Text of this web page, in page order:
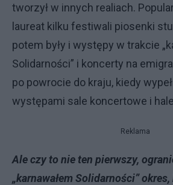
tworzył w innych realiach.
laureat kilku festiwali piosenki
potem były i występy w trakcie
Solidarności” i koncerty na
po powrocie do kraju, kiedy
występami sale koncertowe i
Reklama
Ale czy to nie ten pierwszy,
„karnawałem Solidarności” okres,